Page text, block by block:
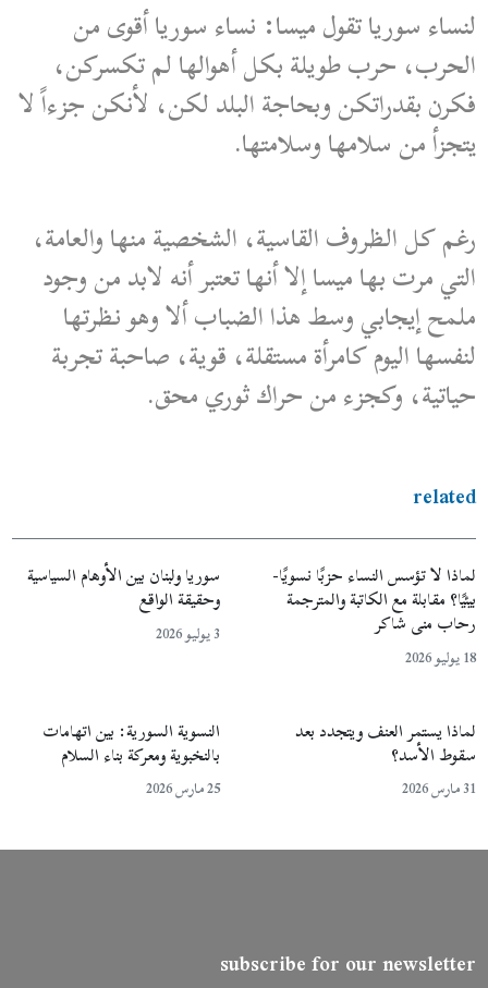
لنساء سوريا تقول ميسا: نساء سوريا أقوى من
الحرب، حرب طويلة بكل أهوالها لم تكسركن،
فكرن بقدراتكن وبحاجة البلد لكن، لأنكن جزءاً لا
يتجزأ من سلامها وسلامتها.
رغم كل الظروف القاسية، الشخصية منها والعامة،
التي مرت بها ميسا إلا أنها تعتبر أنه لابد من وجود
ملمح إيجابي وسط هذا الضباب ألا وهو نظرتها
لنفسها اليوم كامرأة مستقلة، قوية، صاحبة تجربة
حياتية، وكجزء من حراك ثوري محق.
related
لماذا لا تؤسس النساء حزبًا نسويًا-
بيئيًا؟ مقابلة مع الكاتبة والمترجمة
رحاب منى شاكر
18 يوليو 2026
سوريا ولبنان بين الأوهام السياسية
وحقيقة الواقع
لماذا يستمر العنف ويتجدد بعد
سقوط الأسد؟
31 مارس 2026
النسوية السورية: بين اتهامات
بالنخبوية ومعركة بناء السلام
25 مارس 2026
subscribe for our newsletter